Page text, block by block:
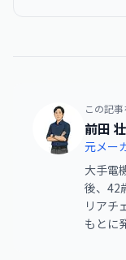
この記
前田
元メー
大手電
後、42
リアチ
もとに